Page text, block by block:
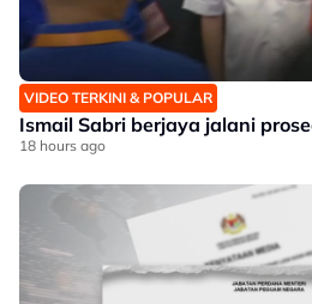
VIDEO TERKINI & POPULAR
Ismail Sabri berjaya jalani
18 hours ago